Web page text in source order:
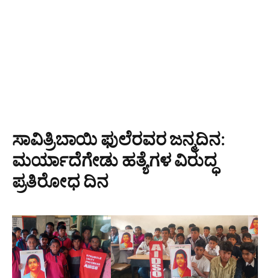
ಸಾವಿತ್ರಿಬಾಯಿ ಫುಲೆರವರ ಜನ್ಮದಿನ:
ಮರ್ಯಾದೆಗೇಡು ಹತ್ಯೆಗಳ ವಿರುದ್ಧ
ಪ್ರತಿರೋಧ ದಿನ